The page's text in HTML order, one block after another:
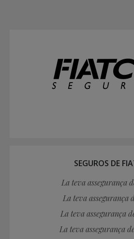
SEGUROS DE
La teva assegurança
La teva assegurança
La teva assegurança
La teva assegurança